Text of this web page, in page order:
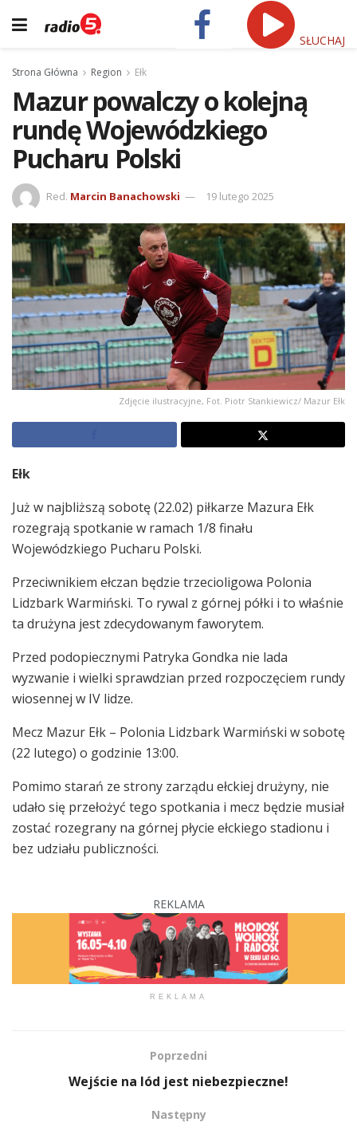
SŁUCHAJ
Strona Główna Region Ełk
Mazur powalczy o kolejną
rundę Wojewódzkiego
Pucharu Polski
Red. Marcin Banachowski 19 lutego 2025
Zdjęcie ilustracyjne, Fot. Piotr Stankiewicz/ Mazur Ełk
Ełk
Już w najbliższą sobotę (22.02) piłkarze Mazura Ełk
rozegrają spotkanie w ramach 1/8 finału
Wojewódzkiego Pucharu Polski.
Przeciwnikiem ełczan będzie trzecioligowa Polonia
Lidzbark Warmiński. To rywal z górnej półki i to właśnie
ta drużyna jest zdecydowanym faworytem.
Przed podopiecznymi Patryka Gondka nie lada
wyzwanie i wielki sprawdzian przed rozpoczęciem rundy
wiosennej w IV lidze.
Mecz Mazur Ełk – Polonia Lidzbark Warmiński w sobotę
(22 lutego) o godzinie 13:00.
Pomimo starań ze strony zarządu ełckiej drużyny, nie
udało się przełożyć tego spotkania i mecz będzie musiał
zostać rozegrany na górnej płycie ełckiego stadionu i
bez udziału publiczności.
REKLAMA
REKLAMA
Poprzedni
Wejście na lód jest niebezpieczne!
Następny